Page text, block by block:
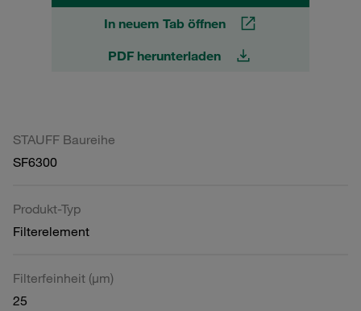
In neuem Tab öffnen
PDF herunterladen
STAUFF Baureihe
SF6300
Produkt-Typ
Filterelement
Filterfeinheit (µm)
25